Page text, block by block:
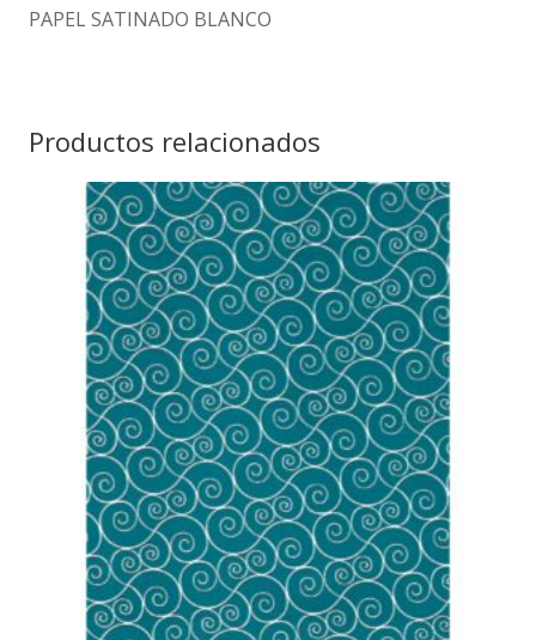
PAPEL SATINADO BLANCO
Productos relacionados